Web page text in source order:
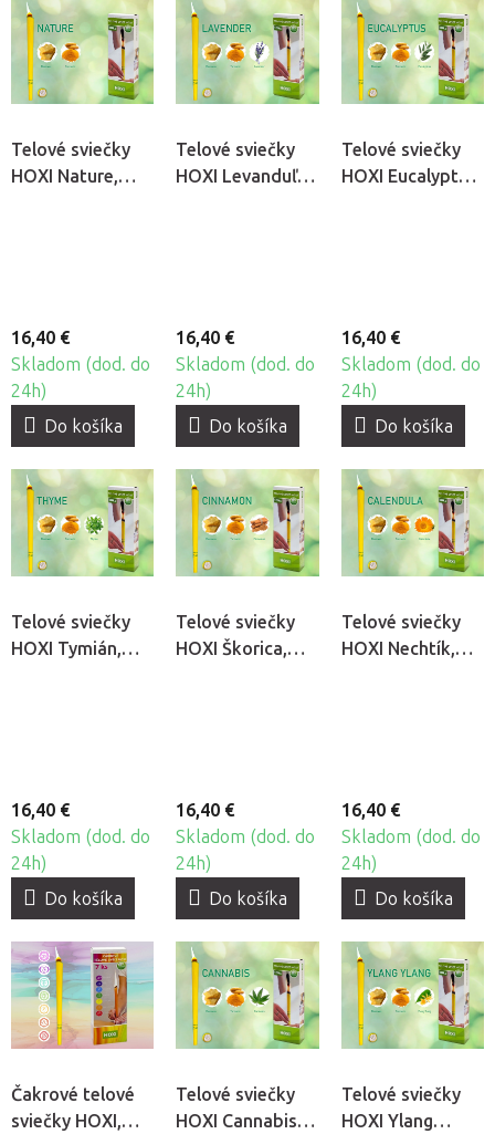
Telové sviečky
HOXI Nature,
16,40 €
Skladom (dod. do
24h)
Do košíka
Telové sviečky
HOXI Levanduľa,
16,40 €
Skladom (dod. do
24h)
Do košíka
Telové sviečky
HOXI Eucalyptus,
16,40 €
Skladom (dod. do
24h)
Do košíka
Telové sviečky
HOXI Tymián,
16,40 €
Skladom (dod. do
24h)
Do košíka
Telové sviečky
HOXI Škorica,
16,40 €
Skladom (dod. do
24h)
Do košíka
Telové sviečky
HOXI Nechtík,
16,40 €
Skladom (dod. do
24h)
Do košíka
Čakrové telové
sviečky HOXI,
Telové sviečky
HOXI Cannabis,
Telové sviečky
HOXI Ylang